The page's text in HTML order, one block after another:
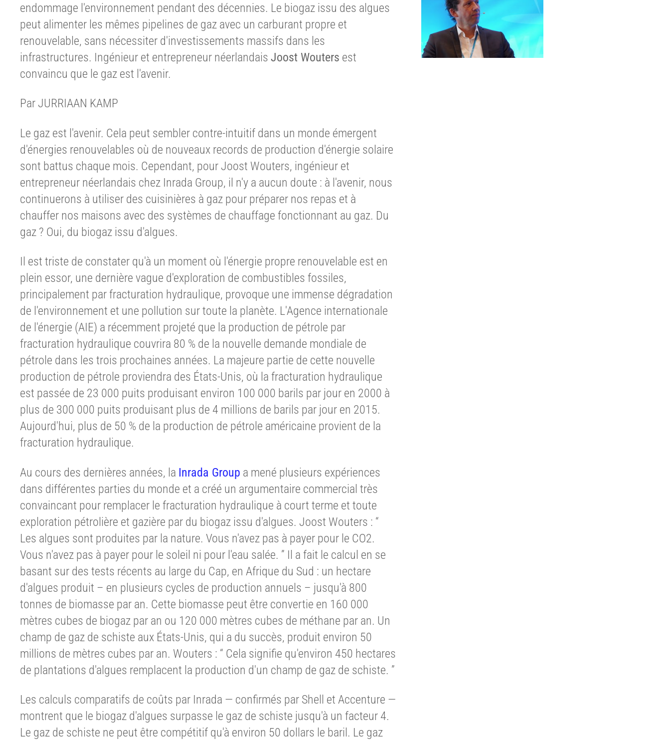
endommage l'environnement pendant des décennies. Le biogaz issu des algues
peut alimenter les mêmes pipelines de gaz avec un carburant propre et
renouvelable, sans nécessiter d'investissements massifs dans les
infrastructures. Ingénieur et entrepreneur néerlandais Joost Wouters est
convaincu que le gaz est l'avenir.
Par JURRIAAN KAMP
Le gaz est l'avenir. Cela peut sembler contre-intuitif dans un monde émergent
d'énergies renouvelables où de nouveaux records de production d'énergie solaire
sont battus chaque mois. Cependant, pour Joost Wouters, ingénieur et
entrepreneur néerlandais chez Inrada Group, il n'y a aucun doute : à l'avenir, nous
continuerons à utiliser des cuisinières à gaz pour préparer nos repas et à
chauffer nos maisons avec des systèmes de chauffage fonctionnant au gaz. Du
gaz ? Oui, du biogaz issu d'algues.
Il est triste de constater qu'à un moment où l'énergie propre renouvelable est en
plein essor, une dernière vague d'exploration de combustibles fossiles,
principalement par fracturation hydraulique, provoque une immense dégradation
de l'environnement et une pollution sur toute la planète. L'Agence internationale
de l'énergie (AIE) a récemment projeté que la production de pétrole par
fracturation hydraulique couvrira 80 % de la nouvelle demande mondiale de
pétrole dans les trois prochaines années. La majeure partie de cette nouvelle
production de pétrole proviendra des États-Unis, où la fracturation hydraulique
est passée de 23 000 puits produisant environ 100 000 barils par jour en 2000 à
plus de 300 000 puits produisant plus de 4 millions de barils par jour en 2015.
Aujourd'hui, plus de 50 % de la production de pétrole américaine provient de la
fracturation hydraulique.
Au cours des dernières années, la Inrada Group a mené plusieurs expériences
dans différentes parties du monde et a créé un argumentaire commercial très
convaincant pour remplacer le fracturation hydraulique à court terme et toute
exploration pétrolière et gazière par du biogaz issu d'algues. Joost Wouters : “
Les algues sont produites par la nature. Vous n'avez pas à payer pour le CO2.
Vous n'avez pas à payer pour le soleil ni pour l'eau salée. ” Il a fait le calcul en se
basant sur des tests récents au large du Cap, en Afrique du Sud : un hectare
d'algues produit – en plusieurs cycles de production annuels – jusqu'à 800
tonnes de biomasse par an. Cette biomasse peut être convertie en 160 000
mètres cubes de biogaz par an ou 120 000 mètres cubes de méthane par an. Un
champ de gaz de schiste aux États-Unis, qui a du succès, produit environ 50
millions de mètres cubes par an. Wouters : “ Cela signifie qu'environ 450 hectares
de plantations d'algues remplacent la production d'un champ de gaz de schiste. ”
Les calculs comparatifs de coûts par Inrada — confirmés par Shell et Accenture —
montrent que le biogaz d'algues surpasse le gaz de schiste jusqu'à un facteur 4.
Le gaz de schiste ne peut être compétitif qu'à environ 50 dollars le baril. Le gaz